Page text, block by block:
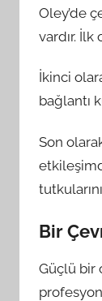
Oley’de
vardır. İlk
İkinci
bağlantı
Son
Bir
Güçlü bir